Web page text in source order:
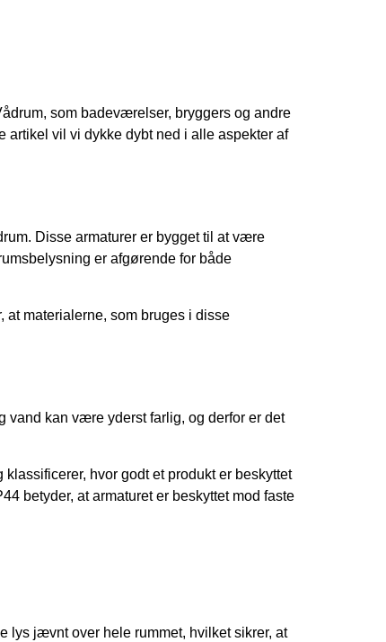
som badeværelser, bryggers og andre
vil vi dykke dybt ned i alle aspekter af
Disse armaturer er bygget til at være
er afgørende for både
at materialerne, som bruges i disse
vand kan være yderst farlig, og derfor er det
hvor godt et produkt er beskyttet
betyder, at armaturet er beskyttet mod faste
lys jævnt over hele rummet, hvilket sikrer, at